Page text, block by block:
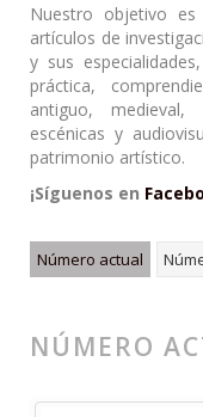
Nuestro objetivo es
artículos de
y sus
práctica,
antiguo,
escénicas y
patrimonio artístico.
¡Síguenos en
Número actual
NÚMERO